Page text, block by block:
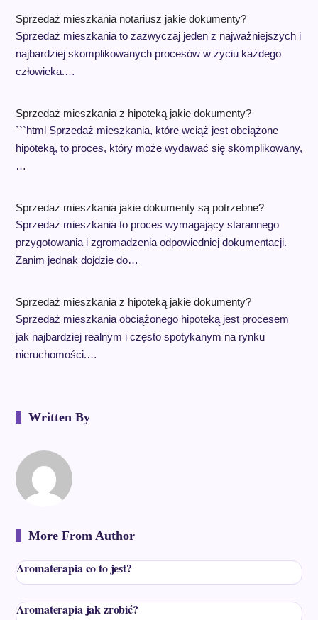
Sprzedaż mieszkania notariusz jakie dokumenty?
Sprzedaż mieszkania to zazwyczaj jeden z najważniejszych i
najbardziej skomplikowanych procesów w życiu każdego
człowieka.…
Sprzedaż mieszkania z hipoteką jakie dokumenty?
```html Sprzedaż mieszkania, które wciąż jest obciążone
hipoteką, to proces, który może wydawać się skomplikowany,
…
Sprzedaż mieszkania jakie dokumenty są potrzebne?
Sprzedaż mieszkania to proces wymagający starannego
przygotowania i zgromadzenia odpowiedniej dokumentacji.
Zanim jednak dojdzie do…
Sprzedaż mieszkania z hipoteką jakie dokumenty?
Sprzedaż mieszkania obciążonego hipoteką jest procesem
jak najbardziej realnym i często spotykanym na rynku
nieruchomości.…
Written By
More From Author
Aromaterapia co to jest?
Aromaterapia jak zrobić?